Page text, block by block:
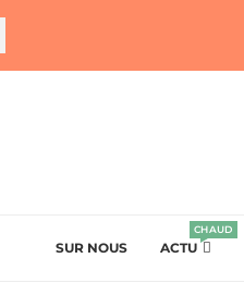
SUR NOUS ACTU
CHAUD